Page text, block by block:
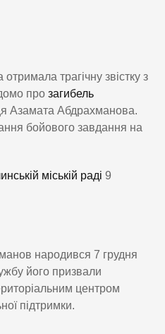
трагічну звістку з
про загибель
Азамата Абдрахманова.
бойового завдання на
міській раді 9
народився 7 грудня
його призвали
центром
підтримки.